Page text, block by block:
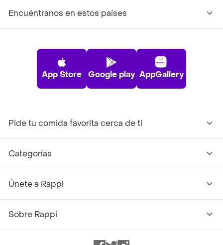
Encuéntranos en estos países
App Store Google play AppGallery
Pide tu comida favorita cerca de ti
Categorías
Únete a Rappi
Sobre Rappi